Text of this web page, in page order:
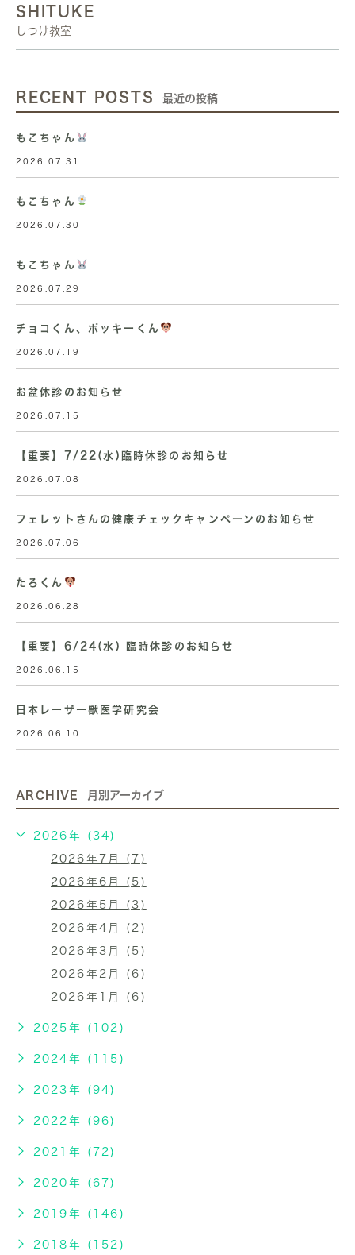
SHITUKE
しつけ教室
RECENT POSTS 最近の投稿
もこちゃん
2026.07.31
もこちゃん
2026.07.30
もこちゃん
2026.07.29
チョコくん、ポッキーくん
2026.07.19
お盆休診のお知らせ
2026.07.15
【重要】7/22(水)臨時休診のお知らせ
2026.07.08
フェレットさんの健康チェックキャンペーンのお知らせ
2026.07.06
たろくん
2026.06.28
【重要】6/24(水) 臨時休診のお知らせ
2026.06.15
日本レーザー獣医学研究会
2026.06.10
ARCHIVE 月別アーカイブ
2026年 (34)
2026年7月 (7)
2026年6月 (5)
2026年5月 (3)
2026年4月 (2)
2026年3月 (5)
2026年2月 (6)
2026年1月 (6)
2025年 (102)
2024年 (115)
2023年 (94)
2022年 (96)
2021年 (72)
2020年 (67)
2019年 (146)
2018年 (152)